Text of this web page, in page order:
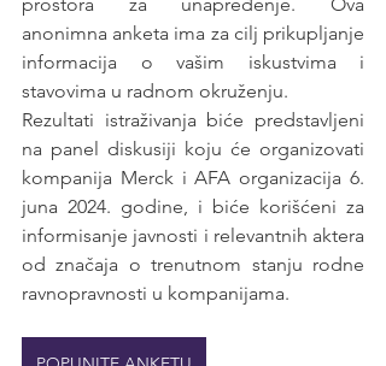
anonimna anketa ima za cilj prikupljanje
informacija o vašim iskustvima i
stavovima u radnom okruženju.
Rezultati istraživanja biće predstavljeni
na panel diskusiji koju će organizovati
kompanija Merck i AFA organizacija 6.
juna 2024. godine, i biće korišćeni za
informisanje javnosti i relevantnih aktera
od značaja o trenutnom stanju rodne
ravnopravnosti u kompanijama.